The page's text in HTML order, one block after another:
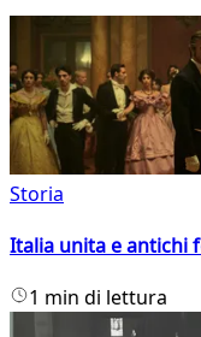
Storia
Italia unita e antichi
1 min di lettura